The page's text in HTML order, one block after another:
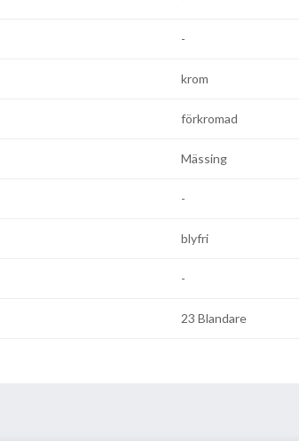
-
krom
förkromad
Mässing
-
blyfri
-
23 Blandare